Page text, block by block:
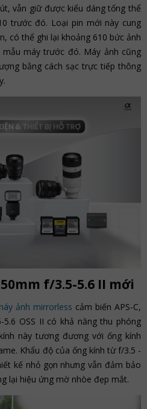
vẫn giữ được kiểu dáng tổng thể
trước đó. Loại pin mới này cung
có thể ghi lại khoảng 610 bức ảnh
máy trước đó. Máy ảnh cũng
bằng cách sạc trực tiếp thông
f/3.5-5.6 II mới
ảnh mirrorless cảm biến APS-C,
OSS II có khả năng thu phóng
này tương đương với ống kính
Khẩu độ của ống kính từ f/3.5 -
kế nhỏ gọn nhưng vẫn đảm bảo
lại hiệu ứng mờ nhòe đẹp mắt.